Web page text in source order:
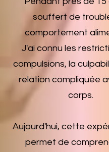
souffert de
comportement
J'ai connu les
compulsions, la
relation compliquée
corps.
Aujourd'hui, cette
permet de